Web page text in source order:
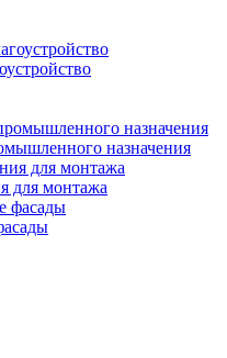
назначения
для монтажа